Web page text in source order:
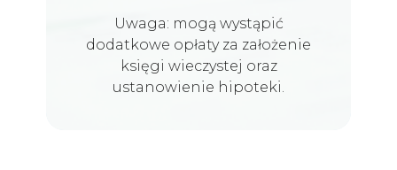
Uwaga: mogą wystąpić
dodatkowe opłaty za założenie
księgi wieczystej oraz
ustanowienie hipoteki.